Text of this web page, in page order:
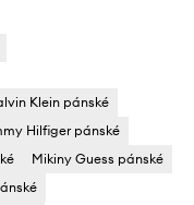
Klein pánské
Hilfiger pánské
Mikiny Guess pánské